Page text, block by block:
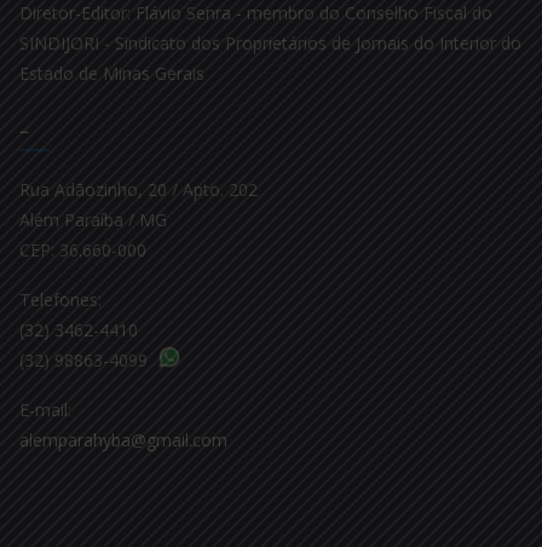
Diretor-Editor: Flávio Senra - membro do Conselho Fiscal do
SINDIJORI - Sindicato dos Proprietários de Jornais do Interior do
Estado de Minas Gerais
–
Rua Adãozinho, 20 / Apto. 202
Além Paraíba / MG
CEP: 36.660-000
Telefones:
(32) 3462-4410
(32) 98863-4099
E-mail:
alemparahyba@gmail.com